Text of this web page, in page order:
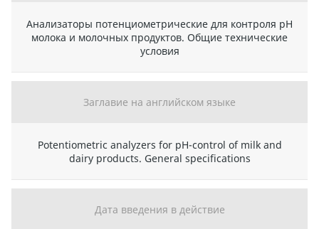
Анализаторы потенциометрические для контроля рН
молока и молочных продуктов. Общие технические
условия
Заглавие на английском языке
Potentiometric analyzers for pH-control of milk and
dairy products. General specifications
Дата введения в действие